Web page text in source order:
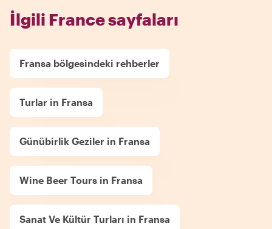
İlgili France sayfaları
Fransa bölgesindeki rehberler
Turlar in Fransa
Günübirlik Geziler in Fransa
Wine Beer Tours in Fransa
Sanat Ve Kültür Turları in Fransa